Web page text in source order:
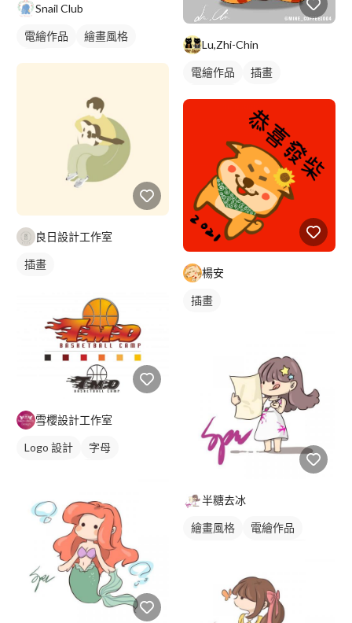
Snail Club
電繪作品
繪畫風格
良日設計工作室
插畫
雪櫻設計工作室
Logo 設計
字母
Lu,Zhi-Chin
電繪作品
插畫
楊安
插畫
半糖去冰
繪畫風格
電繪作品
人物插畫